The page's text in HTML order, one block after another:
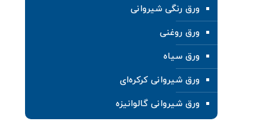
ورق رنگی شیروانی
ورق روغنی
ورق سیاه
ورق شیروانی کرکره‌ای
ورق شیروانی گالوانیزه